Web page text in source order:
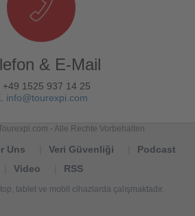
& E-Mail
+49 1525 937 14 25
info@tourexpi.com
- Alle Rechte Vorbehalten
Uns Veri Güvenliği
Podcast
Video
RSS
tablet ve mobil cihazlarda çalışmaktadır.